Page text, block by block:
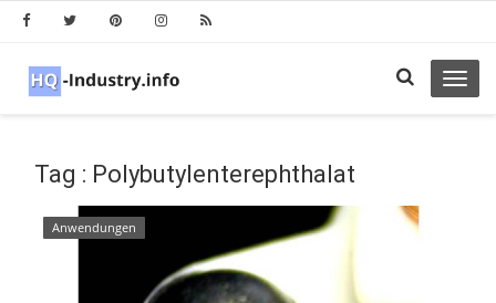
Tag : Polybutylenterephthalat
Anwendungen